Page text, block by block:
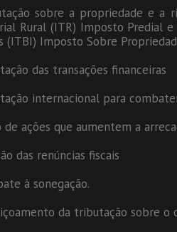
sobre a propriedade e a
Rural (ITR) Imposto Predial
(ITBI) Imposto Sobre
das transações financeiras
internacional para
de ações que aumentem a
das renúncias fiscais
à sonegação.
da tributação sobre o